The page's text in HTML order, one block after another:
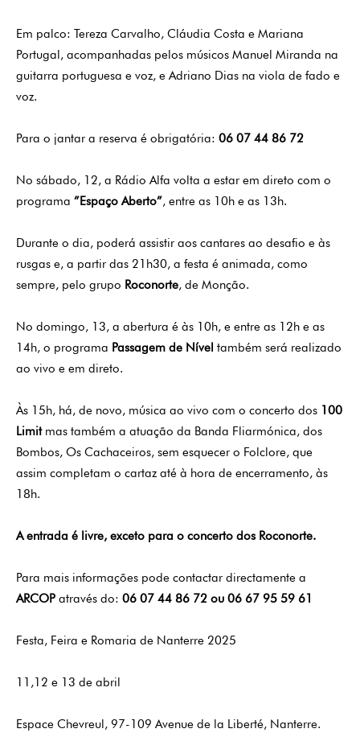
Em palco: Tereza Carvalho, Cláudia Costa e Mariana
Portugal, acompanhadas pelos músicos Manuel Miranda na
guitarra portuguesa e voz, e Adriano Dias na viola de fado e
voz.
Para o jantar a reserva é obrigatória: 06 07 44 86 72
No sábado, 12, a Rádio Alfa volta a estar em direto com o
programa ”Espaço Aberto”, entre as 10h e as 13h.
Durante o dia, poderá assistir aos cantares ao desafio e às
rusgas e, a partir das 21h30, a festa é animada, como
sempre, pelo grupo Roconorte, de Monção.
No domingo, 13, a abertura é às 10h, e entre as 12h e as
14h, o programa Passagem de Nível também será realizado
ao vivo e em direto.
Às 15h, há, de novo, música ao vivo com o concerto dos 100
Limit mas também a atuação da Banda Fliarmónica, dos
Bombos, Os Cachaceiros, sem esquecer o Folclore, que
assim completam o cartaz até à hora de encerramento, às
18h.
A entrada é livre, exceto para o concerto dos Roconorte.
Para mais informações pode contactar directamente a
ARCOP através do: 06 07 44 86 72 ou 06 67 95 59 61
Festa, Feira e Romaria de Nanterre 2025
11,12 e 13 de abril
Espace Chevreul, 97-109 Avenue de la Liberté, Nanterre.